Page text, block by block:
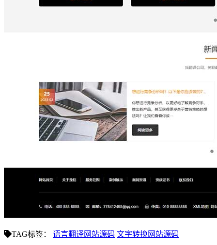
TAG标签： 语言翻译网站源码 文字转换网站源码